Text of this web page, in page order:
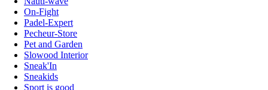
On-Fight
Padel-Expert
Pecheur-Store
Pet and Garden
Slowood Interior
Sneak'In
Sneakids
Sport is good